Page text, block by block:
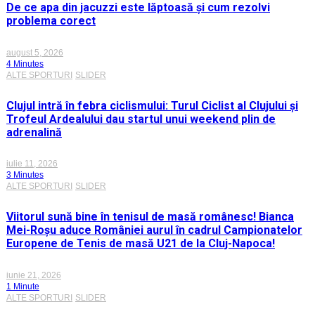
De ce apa din jacuzzi este lăptoasă și cum rezolvi
problema corect
august 5, 2026
4 Minutes
ALTE SPORTURI
SLIDER
Clujul intră în febra ciclismului: Turul Ciclist al Clujului și
Trofeul Ardealului dau startul unui weekend plin de
adrenalină
iulie 11, 2026
3 Minutes
ALTE SPORTURI
SLIDER
Viitorul sună bine în tenisul de masă românesc! Bianca
Mei-Roșu aduce României aurul în cadrul Campionatelor
Europene de Tenis de masă U21 de la Cluj-Napoca!
iunie 21, 2026
1 Minute
ALTE SPORTURI SLIDER